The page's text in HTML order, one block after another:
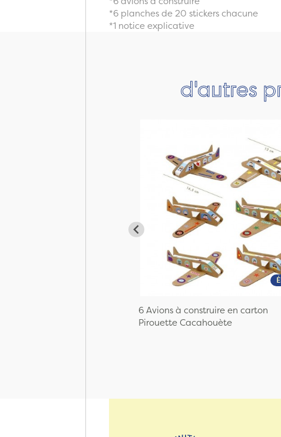
*6 planches de 20 stickers chacune
*1 notice explicative
d'autres
6 Avions à construire en carton
Pirouette Cacahouète